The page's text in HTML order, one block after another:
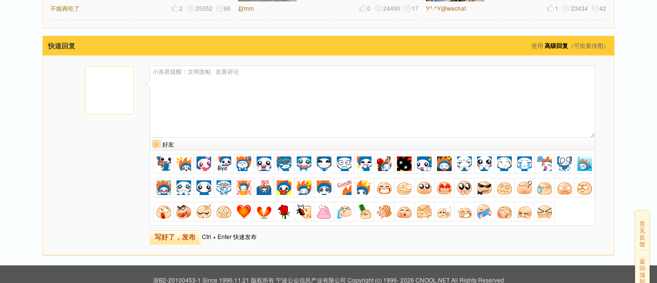
女，不少年轻人在外成家立业，在大城市扎根生子，就
不能再吃了 66
25052
2
达的是‌亭下湖水库。亭下湖‌，是全国首
批国家水利风景区。由于“晦溪
赵mm 17
24490
0
便宜了吧！跟平时去的盒马鲜生一比，
简直像两家店。同一个牌子，差价怎么
Y^.^Y@wechat 42
23434
1
使用 高级回复 （可批量传图）
快速回复
好友
写好了，发布 Ctrl + Enter 快速发布
意
见
反
馈
返
回
顶
部
浙B2-20100453-1 Since 1996.11.21 版权所有宁波公众信息产业有限公司 Copyright (c) 1996-2026 CNOOL.NET All Rights Reserved